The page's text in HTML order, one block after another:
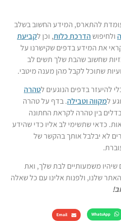
להתארס, המידע החשוב בשלב
ולחיפוש הדרכת כלות, וכן לקביעת
את המידע בדפים שקישרנו על
שחשוב שהבת שלך תשים לב
שתוכל לקבל מהן מענה מיטבי.
להיעזר בדפים הנוגעים לטהרה
למקווה וטבילה. בדף על טהרה
בין טהרה לקראת החתונה
כדאי שתשימי לב אליו כדי שהידע
לא יבלבל אותך בהקשר של
משמעותיים לבת שלך, ואת
שלנו, ולפנות אלינו עם כל שאלה
WhatsApp
Email